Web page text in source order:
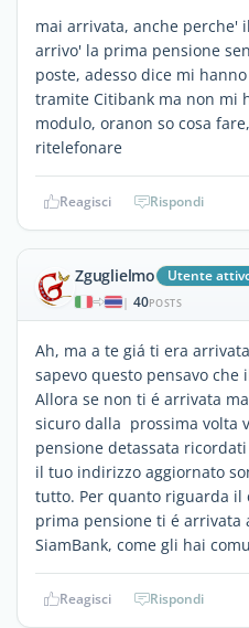
mai arrivata, anche perche'
arrivo' la prima pensione
poste, adesso dice mi
tramite Citibank ma non mi
modulo, oranon so cosa
ritelefonare
Reagisci Rispondi
Zguglielmo Utente
| 40POSTS
Ah, ma a te giá ti era
sapevo questo pensavo
Allora se non ti é arrivata
sicuro dalla prossima volta
pensione detassata
il tuo indirizzo aggiornato
tutto. Per quanto riguarda il
prima pensione ti é arrivata
SiamBank, come gli hai
Reagisci Rispondi